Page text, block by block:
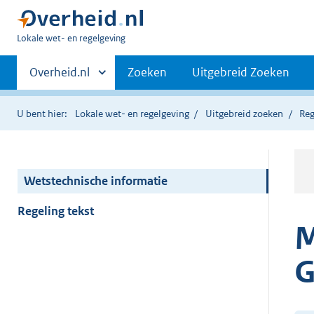
U
hier:
Lokale wet- en regelgeving
Primaire
navigatie
Andere
sites
binnen
Overheid.nl Zoeken Uitgebreid Zoeken
U bent hier: Lokale wet- en regelgeving Uitgebreid zoeken
Wetstechnische informatie
Regeling tekst